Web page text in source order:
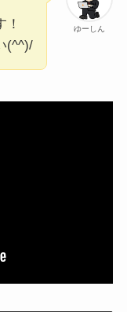
ゆーしん
(^^)/